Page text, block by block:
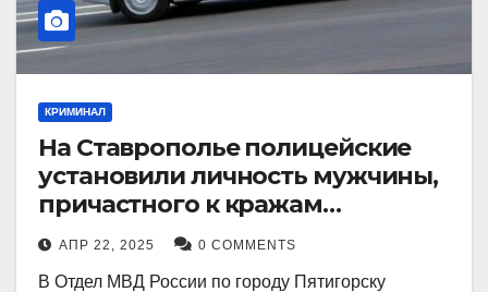
КРИМИНАЛ
На Ставрополье полицейские
установили личность мужчины,
причастного к кражам
имущества из квартир в
Пятигорске
АПР 22, 2025 0 COMMENTS
В Отдел МВД России по городу Пятигорску